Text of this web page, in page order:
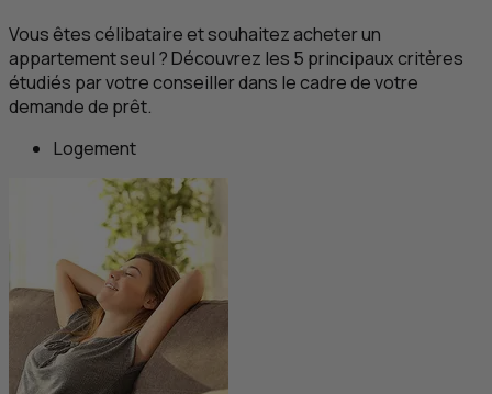
Vous êtes célibataire et souhaitez acheter un
appartement seul ? Découvrez les 5 principaux critères
étudiés par votre conseiller dans le cadre de votre
demande de prêt.
Logement